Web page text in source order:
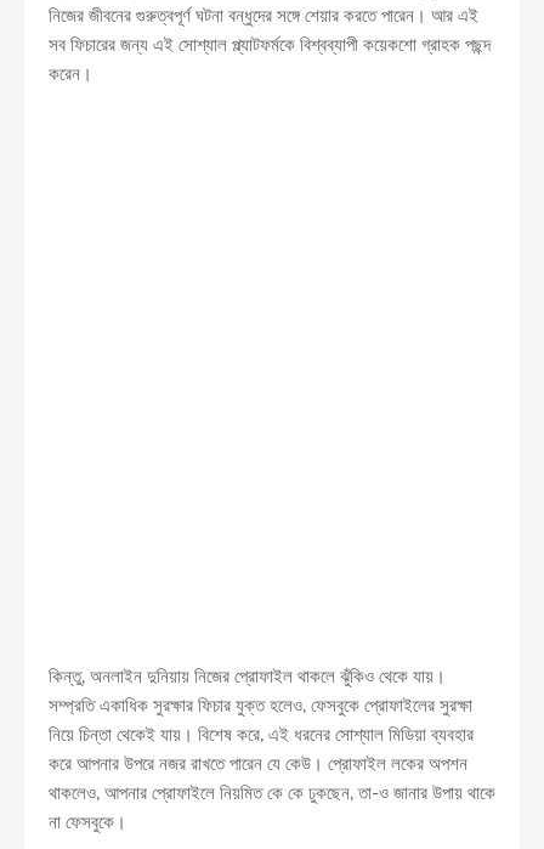
নিজের জীবনের গুরুত্বপূর্ণ ঘটনা বন্ধুদের সঙ্গে শেয়ার করতে পারেন। আর এই
সব ফিচারের জন্য এই সোশ্যাল প্ল্যাটফর্মকে বিশ্বব্যাপী কয়েকশো গ্রাহক পছন্দ
করেন।
কিন্তু, অনলাইন দুনিয়ায় নিজের প্রোফাইল থাকলে ঝুঁকিও থেকে যায়।
সম্প্রতি একাধিক সুরক্ষার ফিচার যুক্ত হলেও, ফেসবুকে প্রোফাইলের সুরক্ষা
নিয়ে চিন্তা থেকেই যায়। বিশেষ করে, এই ধরনের সোশ্যাল মিডিয়া ব্যবহার
করে আপনার উপরে নজর রাখতে পারেন যে কেউ। প্রোফাইল লকের অপশন
থাকলেও, আপনার প্রোফাইলে নিয়মিত কে কে ঢুকছেন, তা-ও জানার উপায় থাকে
না ফেসবুকে।